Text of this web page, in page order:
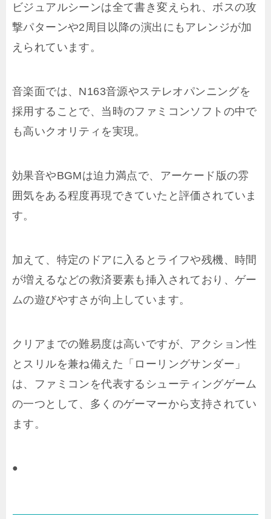
ビジュアルシーンは全て書き変えられ、ボスの攻
撃パターンや2周目以降の演出にもアレンジが加
えられています。
音楽面では、N163音源やステレオパンニングを
採用することで、当時のファミコンソフトの中で
も高いクオリティを実現。
効果音やBGMは迫力満点で、アーケード版の雰
囲気をある程度再現できていたと評価されていま
す。
加えて、特定のドアに入るとライフや残機、時間
が増えるなどの救済要素も挿入されており、ゲー
ムの遊びやすさが向上しています。
クリアまでの難易度は高いですが、アクション性
とスリルを兼ね備えた「ローリングサンダー」
は、ファミコンを代表するシューティングゲーム
の一つとして、多くのゲーマーから支持されてい
ます。
●